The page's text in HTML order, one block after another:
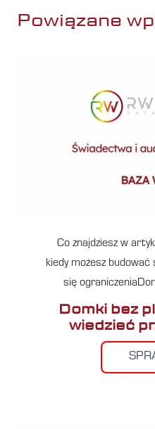
Powiązane
Co znajdziesz w
kiedy możesz budować
się
Domki bez
wiedzieć